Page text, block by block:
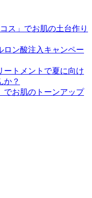
ス」でお肌の土台作り
ロン酸注入キャンペー
ートメントで夏に向け
か？
でお肌のトーンアップ